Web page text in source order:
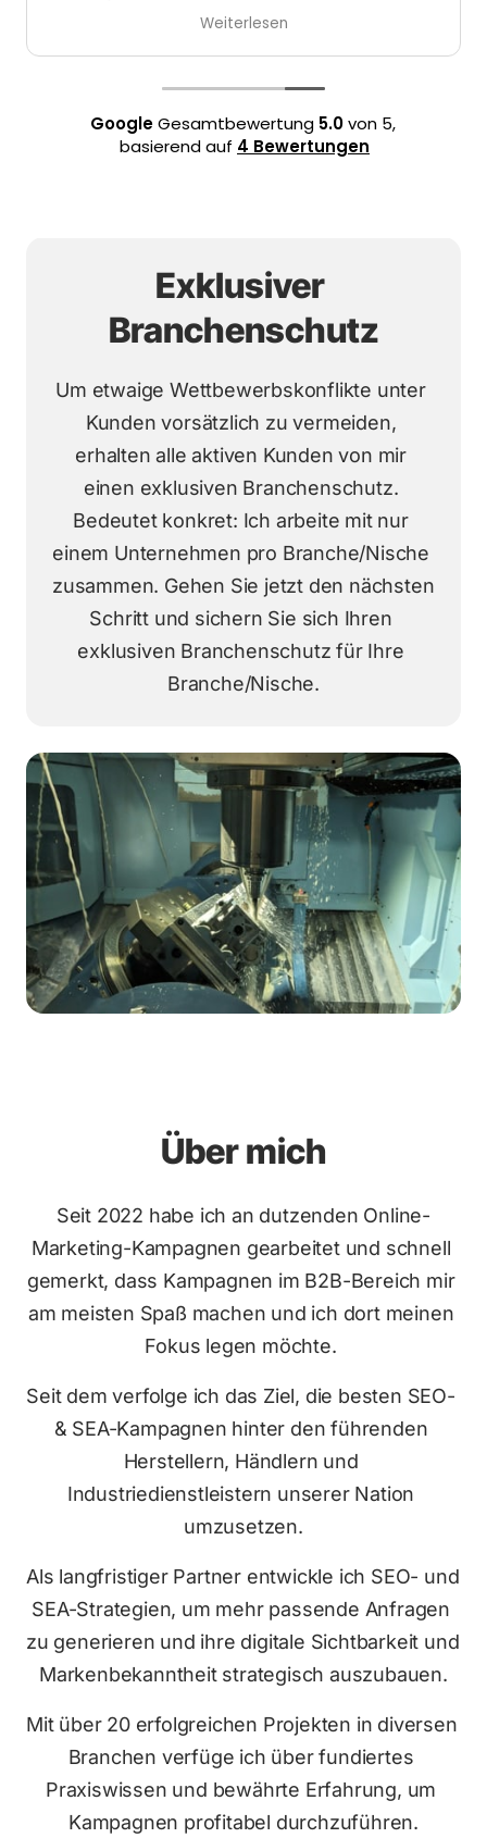
Die
GoogleGesamtbewertung 5.0von 5,
basierend auf 4 Bewertungen
Exklusiver
Branchenschutz
Um etwaige Wettbewerbskonflikte unter
Kunden vorsätzlich zu vermeiden,
erhalten alle aktiven Kunden von mir
einen exklusiven Branchenschutz.
Bedeutet konkret: Ich arbeite mit nur
einem Unternehmen pro Branche/Nische
zusammen. Gehen Sie jetzt den nächsten
Schritt und sichern Sie sich Ihren
exklusiven Branchenschutz für Ihre
Branche/Nische.
Über mich
Seit 2022 habe ich an dutzenden Online-
Marketing-Kampagnen gearbeitet und schnell
gemerkt, dass Kampagnen im B2B-Bereich mir
am meisten Spaß machen und ich dort meinen
Fokus legen möchte.
Seit dem verfolge ich das Ziel, die besten SEO-
& SEA-Kampagnen hinter den führenden
Herstellern, Händlern und
Industriedienstleistern unserer Nation
umzusetzen.
Als langfristiger Partner entwickle ich SEO- und
SEA-Strategien, um mehr passende Anfragen
zu generieren und ihre digitale Sichtbarkeit und
Markenbekanntheit strategisch auszubauen.
Mit über 20 erfolgreichen Projekten in diversen
Branchen verfüge ich über fundiertes
Praxiswissen und bewährte Erfahrung, um
Kampagnen profitabel durchzuführen.